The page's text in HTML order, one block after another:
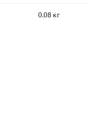
0.08 кг